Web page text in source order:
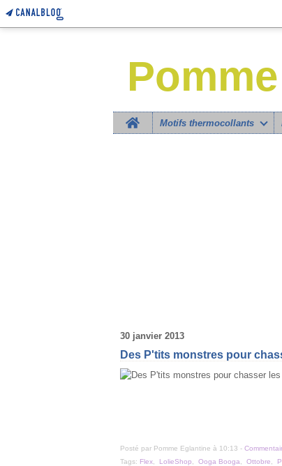
Home
Motifs thermocollants
30 janvier 2013
Des P'tits monstres pour
Posté par Pomme Eglantine à 10:13 -
Tags: Flex LolieShop Ooga Booga Ottobre